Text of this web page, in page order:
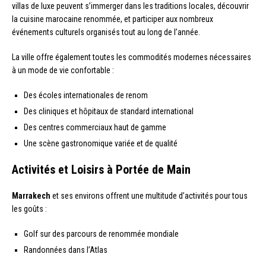
villas de luxe peuvent s’immerger dans les traditions locales, découvrir
la cuisine marocaine renommée, et participer aux nombreux
événements culturels organisés tout au long de l’année.
La ville offre également toutes les commodités modernes nécessaires
à un mode de vie confortable :
Des écoles internationales de renom
Des cliniques et hôpitaux de standard international
Des centres commerciaux haut de gamme
Une scène gastronomique variée et de qualité
Activités et Loisirs à Portée de Main
Marrakech et ses environs offrent une multitude d’activités pour tous
les goûts :
Golf sur des parcours de renommée mondiale
Randonnées dans l’Atlas